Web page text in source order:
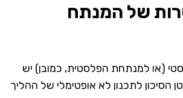
של המנתח
(או למנתחת הפלסטית, כמובן) יש
הסיכון לתכנון לא אופטימלי של ההליך